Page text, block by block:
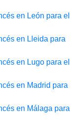
en León para el
en Lleida para
en Lugo para el
en Madrid para
en Málaga para